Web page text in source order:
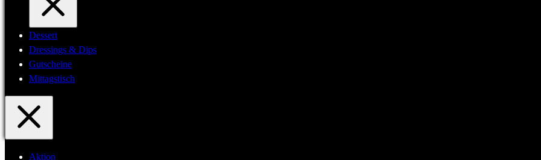
Dessert
Dressings & Dips
Gutscheine
Mittagstisch
Aktion